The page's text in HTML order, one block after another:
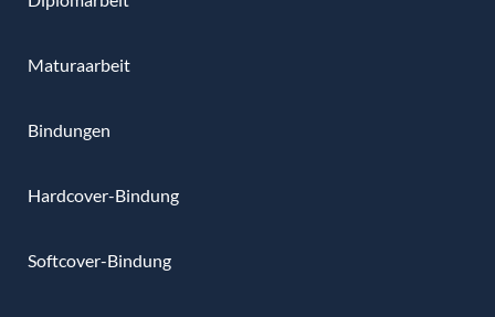
Maturaarbeit
Bindungen
Hardcover-Bindung
Softcover-Bindung